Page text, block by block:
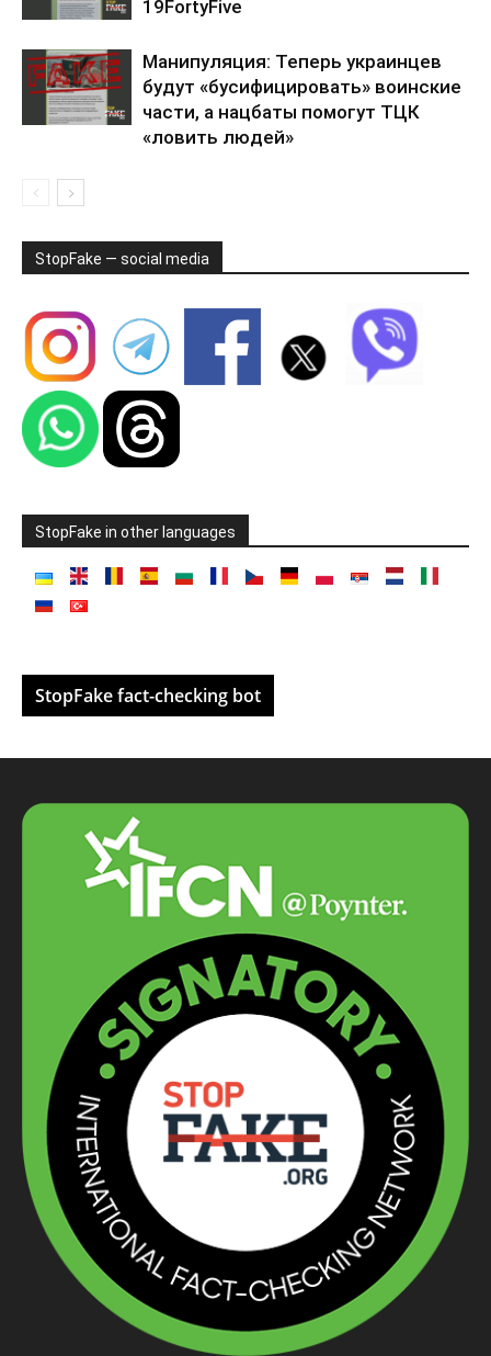
19FortyFive
Манипуляция: Теперь украинцев
будут «бусифицировать» воинские
части, а нацбаты помогут ТЦК
«ловить людей»
StopFake — social media
StopFake in other languages
StopFake fact-checking bot